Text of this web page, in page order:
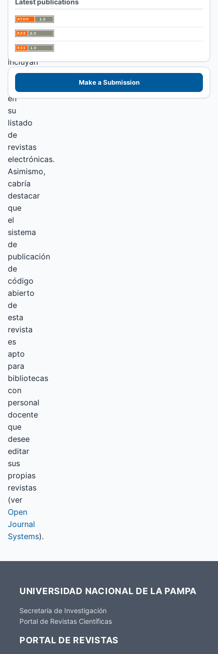
los
investigadores/as
bibliotecarios/as
que
incluyan
esta
revista
en
su
listado
de
revistas
electrónicas.
Asimismo,
cabría
destacar
que
el
sistema
de
publicación
de
código
abierto
de
esta
revista
es
apto
para
bibliotecas
con
personal
docente
que
desee
editar
sus
propias
revistas
(ver
Open
Journal
Systems).
Make a Submission
UNIVERSIDAD NACIONAL DE LA PAMPA
Secretaría de Investigación
Portal de Revistas Científicas
PORTAL DE REVISTAS